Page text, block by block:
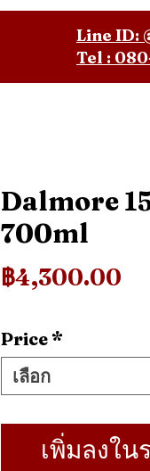
Line ID:
Tel :
Dalmore
700ml
฿4,300.00
Price *
เลือก
เพิ่มลงใน